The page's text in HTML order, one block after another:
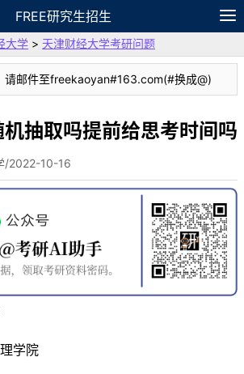
FREE研究生招生
题 APP 笔记
论坛
大学 > 天津财经大学考研问题
请邮件至freekaoyan#163.com(#换成@)
抽取吗提前给思考时间吗
/2022-10-16
学院